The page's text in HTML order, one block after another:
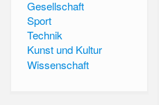
Gesellschaft
Sport
Technik
Kunst und Kultur
Wissenschaft